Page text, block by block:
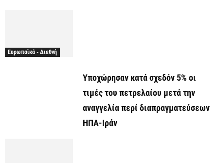
Ευρωπαϊκά - Διεθνή
Υποχώρησαν κατά σχεδόν 5% οι
τιμές του πετρελαίου μετά την
αναγγελία περί διαπραγματεύσεων
ΗΠΑ-Ιράν